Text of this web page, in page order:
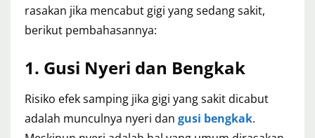
rasakan jika mencabut gigi yang sedang sakit,
berikut pembahasannya:
1. Gusi Nyeri dan Bengkak
Risiko efek samping jika gigi yang sakit dicabut
adalah munculnya nyeri dan gusi bengkak.